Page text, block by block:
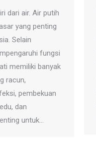
dari air. Air putih
yang penting
Selain
fungsi
memiliki banyak
racun,
pembekuan
dan
untuk…